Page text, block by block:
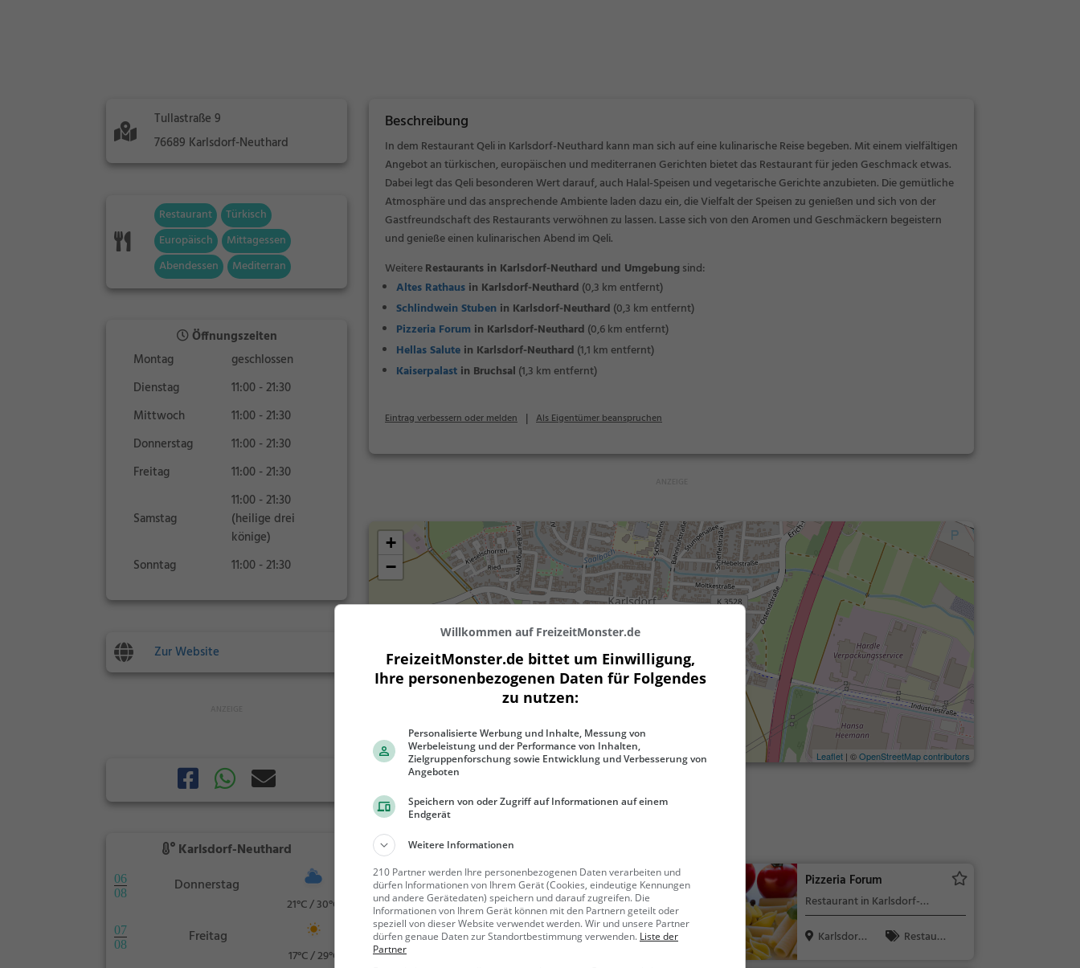
Tullastraße 9
76689 Karlsdorf-Neuthard
Restaurant
Türkisch
Europäisch
Mittagessen
Abendessen
Mediterran
Öffnungszeiten
Montag
geschlossen
Dienstag
11:00 - 21:30
Mittwoch
11:00 - 21:30
Donnerstag
11:00 - 21:30
Freitag
11:00 - 21:30
Samstag
11:00 - 21:30
(heilige drei
könige)
Sonntag
11:00 - 21:30
Zur Website
Karlsdorf-Neuthard
06
08
Donnerstag
21°C / 30°C
07
08
Freitag
17°C / 29°C
Beschreibung
In dem Restaurant Qeli in Karlsdorf-Neuthard kann man sich auf eine kulinarische Reise begeben. Mit einem vielfältigen
Angebot an türkischen, europäischen und mediterranen Gerichten bietet das Restaurant für jeden Geschmack etwas.
Dabei legt das Qeli besonderen Wert darauf, auch Halal-Speisen und vegetarische Gerichte anzubieten. Die gemütliche
Atmosphäre und das ansprechende Ambiente laden dazu ein, die Vielfalt der Speisen zu genießen und sich von der
Gastfreundschaft des Restaurants verwöhnen zu lassen. Lasse sich von den Aromen und Geschmäckern begeistern
und genieße einen kulinarischen Abend im Qeli.
WeitereRestaurants in Karlsdorf-Neuthard und Umgebungsind:
Altes Rathaus in Karlsdorf-Neuthard (0,3 km entfernt)
Schlindwein Stuben in Karlsdorf-Neuthard (0,3 km entfernt)
Pizzeria Forum in Karlsdorf-Neuthard (0,6 km entfernt)
Hellas Salute in Karlsdorf-Neuthard (1,1 km entfernt)
Kaiserpalast in Bruchsal (1,3 km entfernt)
Eintrag verbessern oder melden | Als Eigentümer beanspruchen
+
−
300 m
1000 ft
Leaflet | ©OpenStreetMap contributors
Gaststätten in der Nähe von
Altes Rathaus
Restaurant in Karlsdorf-
Neuthard
Karlsdorf-
Restaura
Pizzeria Forum
Restaurant in Karlsdorf-
Neuthard
Karlsdorf-
Restaura
Willkommen auf FreizeitMonster.de
FreizeitMonster.de bittet um Einwilligung,
Ihre personenbezogenen Daten für Folgendes
zu nutzen:
Personalisierte Werbung und Inhalte, Messung von
Werbeleistung und der Performance von Inhalten,
Zielgruppenforschung sowie Entwicklung und Verbesserung von
Angeboten
Speichern von oder Zugriff auf Informationen auf einem
Endgerät
Weitere Informationen
210 Partner werden Ihre personenbezogenen Daten verarbeiten und
dürfen Informationen von Ihrem Gerät (Cookies, eindeutige Kennungen
und andere Gerätedaten) speichern und darauf zugreifen. Die
Informationen von Ihrem Gerät können mit den Partnern geteilt oder
speziell von dieser Website verwendet werden. Wir und unsere Partner
dürfen genaue Daten zur Standortbestimmung verwenden. Liste der
Partner